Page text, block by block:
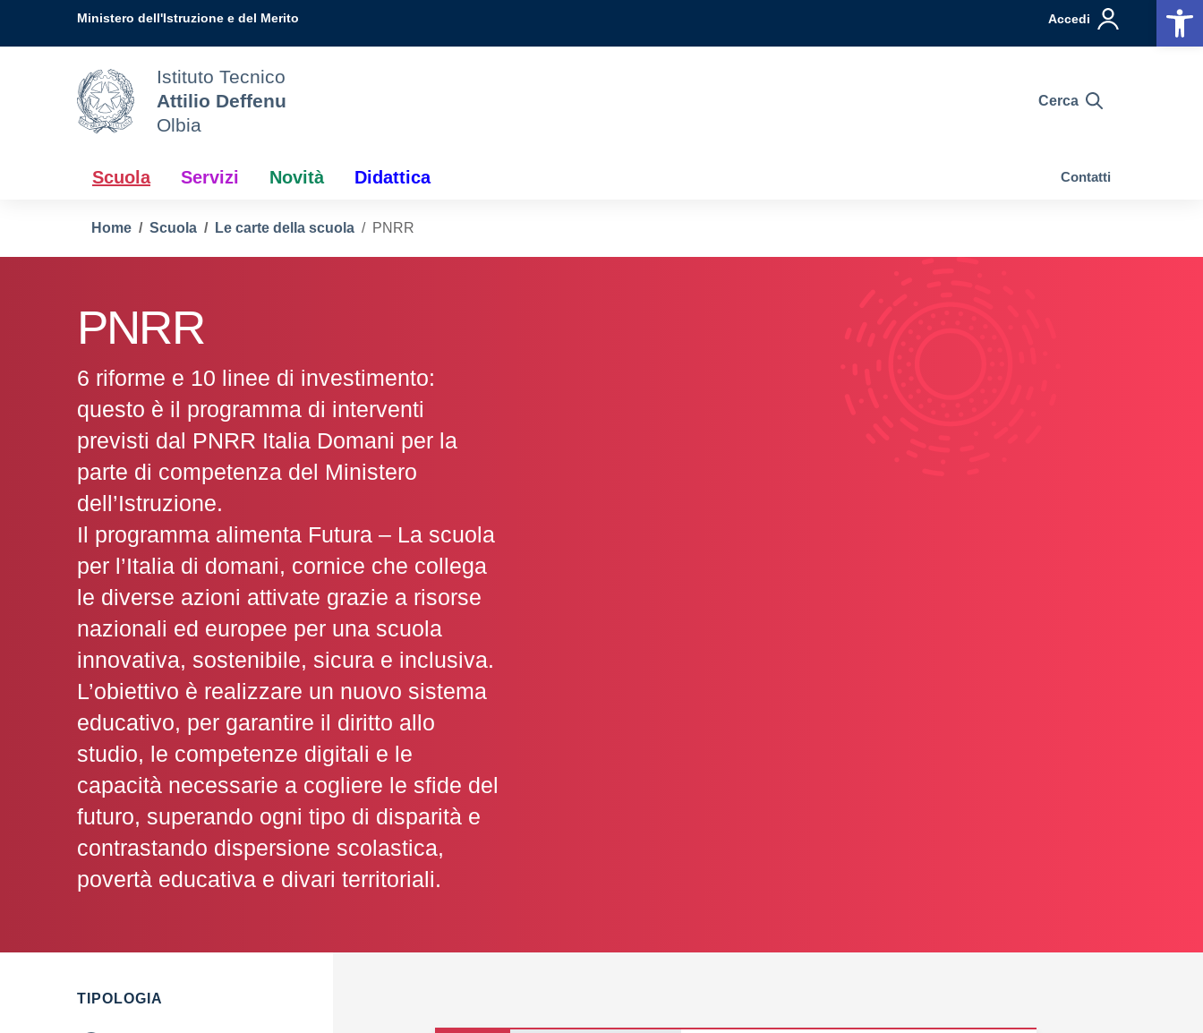
Ministero dell'Istruzione e del Merito Accedi
Istituto Tecnico
Attilio Deffenu
Olbia
Cerca
Scuola Servizi Novità Didattica Contatti
Home Scuola Le carte della scuola PNRR
PNRR
6 riforme e 10 linee di investimento:
questo è il programma di interventi
previsti dal PNRR Italia Domani per la
parte di competenza del Ministero
dell’Istruzione.
Il programma alimenta Futura – La scuola
per l’Italia di domani, cornice che collega
le diverse azioni attivate grazie a risorse
nazionali ed europee per una scuola
innovativa, sostenibile, sicura e inclusiva.
L’obiettivo è realizzare un nuovo sistema
educativo, per garantire il diritto allo
studio, le competenze digitali e le
capacità necessarie a cogliere le sfide del
futuro, superando ogni tipo di disparità e
contrastando dispersione scolastica,
povertà educativa e divari territoriali.
TIPOLOGIA